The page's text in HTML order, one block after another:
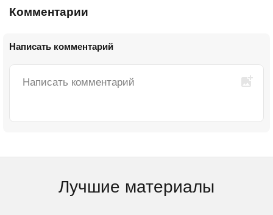
Комментарии
Написать комментарий
Лучшие материалы